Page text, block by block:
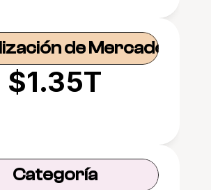
de Mercado
$1.35T
Categoría